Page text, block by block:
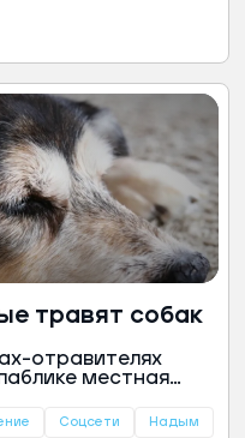
травят собак
отравителях
местная
Соцсети Надым